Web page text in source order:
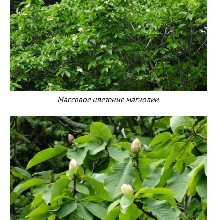
Массовое цветение магнолии.